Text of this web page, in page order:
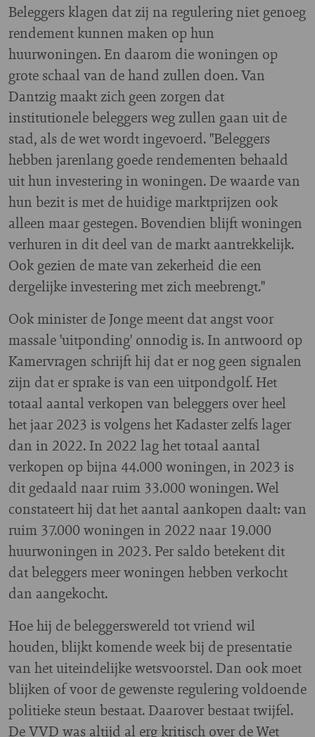
Beleggers klagen dat zij na regulering niet genoeg
rendement kunnen maken op hun
huurwoningen. En daarom die woningen op
grote schaal van de hand zullen doen. Van
Dantzig maakt zich geen zorgen dat
institutionele beleggers weg zullen gaan uit de
stad, als de wet wordt ingevoerd. "Beleggers
hebben jarenlang goede rendementen behaald
uit hun investering in woningen. De waarde van
hun bezit is met de huidige marktprijzen ook
alleen maar gestegen. Bovendien blijft woningen
verhuren in dit deel van de markt aantrekkelijk.
Ook gezien de mate van zekerheid die een
dergelijke investering met zich meebrengt."
Ook minister de Jonge meent dat angst voor
massale 'uitponding' onnodig is. In antwoord op
Kamervragen schrijft hij dat er nog geen signalen
zijn dat er sprake is van een uitpondgolf. Het
totaal aantal verkopen van beleggers over heel
het jaar 2023 is volgens het Kadaster zelfs lager
dan in 2022. In 2022 lag het totaal aantal
verkopen op bijna 44.000 woningen, in 2023 is
dit gedaald naar ruim 33.000 woningen. Wel
constateert hij dat het aantal aankopen daalt: van
ruim 37.000 woningen in 2022 naar 19.000
huurwoningen in 2023. Per saldo betekent dit
dat beleggers meer woningen hebben verkocht
dan aangekocht.
Hoe hij de beleggerswereld tot vriend wil
houden, blijkt komende week bij de presentatie
van het uiteindelijke wetsvoorstel. Dan ook moet
blijken of voor de gewenste regulering voldoende
politieke steun bestaat. Daarover bestaat twijfel.
De VVD was altijd al erg kritisch over de Wet